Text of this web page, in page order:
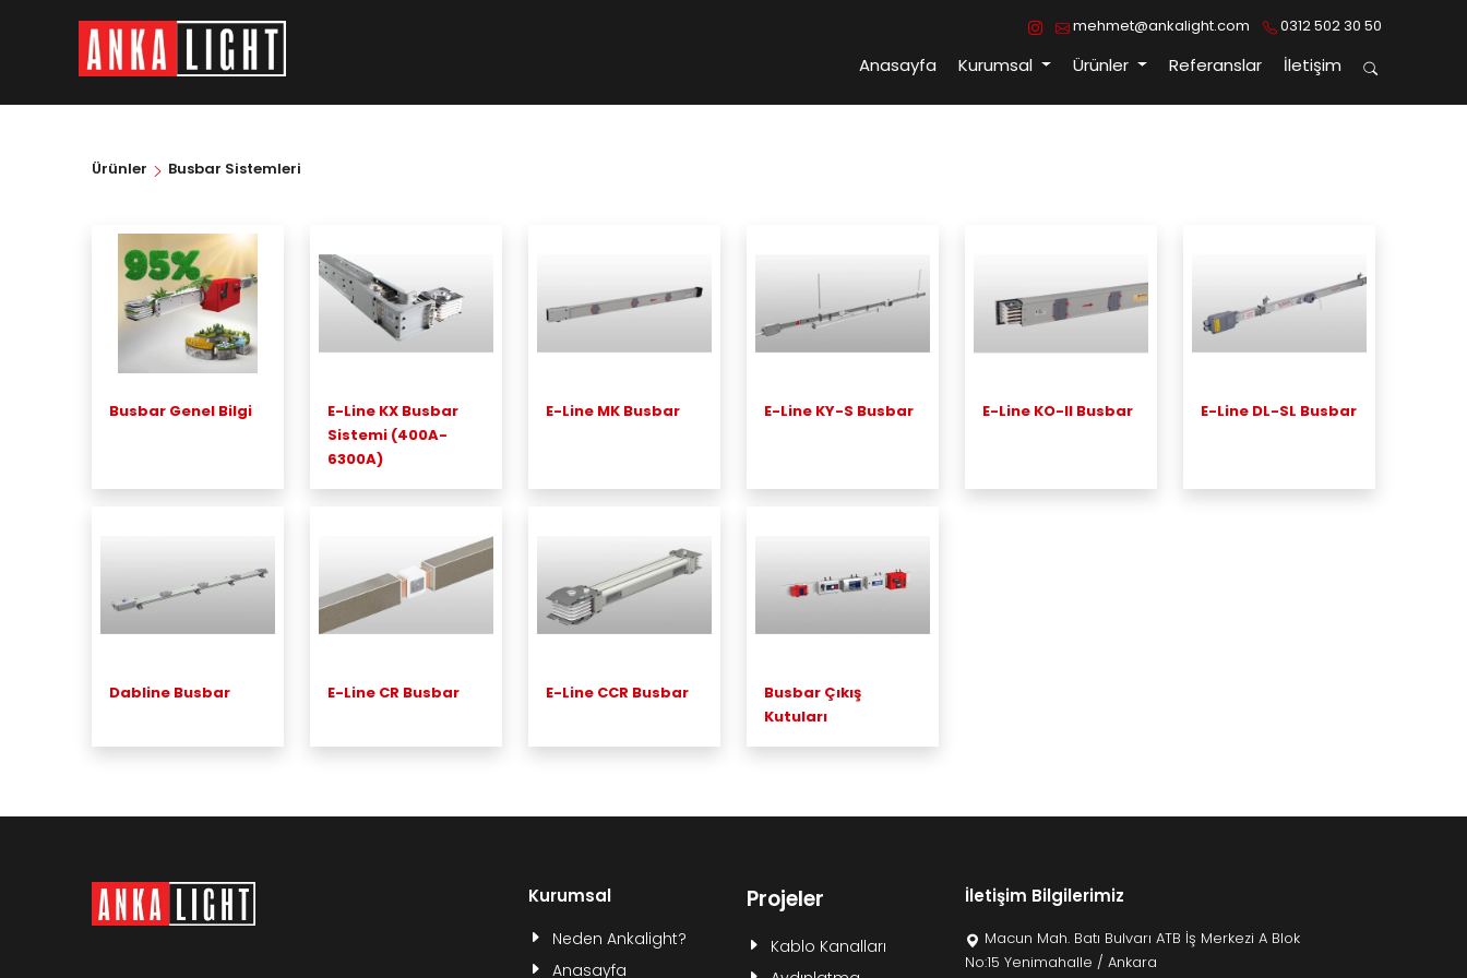
mehmet@ankalight.com 0312 502 30 50
Anasayfa Kurumsal Ürünler Referanslar İletişim
Ürünler Busbar Sistemleri
Busbar Genel Bilgi
E-Line KX Busbar
Sistemi (400A-
6300A)
E-Line MK Busbar E-Line KY-S Busbar E-Line KO-II Busbar E-Line DL-SL Busbar
Dabline Busbar E-Line CR Busbar E-Line CCR Busbar
Busbar Çıkış
Kutuları
Kurumsal
Neden Ankalight?
Anasayfa
Projeler
Kablo Kanalları
İletişim Bilgilerimiz
Macun Mah. Batı Bulvarı ATB İş Merkezi A Blok
No:15 Yenimahalle / Ankara